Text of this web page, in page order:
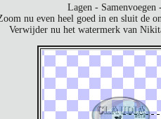
Lagen - Samenvoegen
nu even heel goed in en sluit de
Verwijder nu het watermerk van